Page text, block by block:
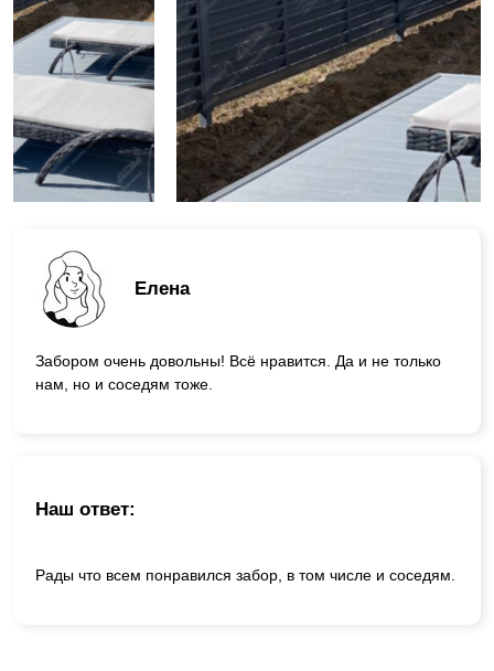
Елена
Забором очень довольны! Всё нравится. Да и не только
нам, но и соседям тоже.
Наш ответ:
Рады что всем понравился забор, в том числе и соседям.